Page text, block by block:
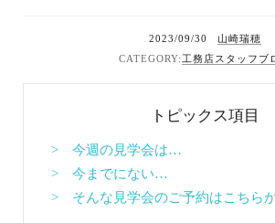
お施主様ブログ
2023/09/30
山崎瑞穂
工務店スタッフブ
トピックス項目
> 今週の見学会は…
> 今までにない…
> そんな見学会のご予約はこちら